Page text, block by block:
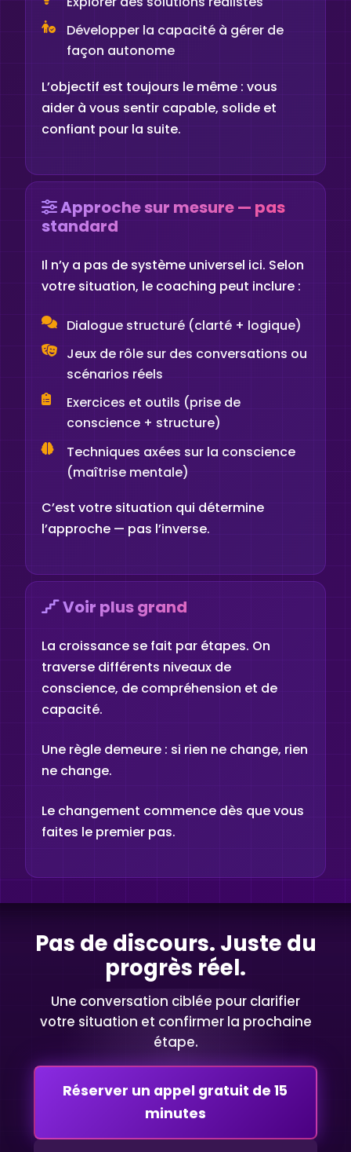
Développer la capacité à gérer de
façon autonome
L’objectif est toujours le même : vous
aider à vous sentir capable, solide et
confiant pour la suite.
Approche sur mesure — pas
standard
Il n’y a pas de système universel ici. Selon
votre situation, le coaching peut inclure :
Dialogue structuré (clarté + logique)
Jeux de rôle sur des conversations ou
scénarios réels
Exercices et outils (prise de
conscience + structure)
Techniques axées sur la conscience
(maîtrise mentale)
C’est votre situation qui détermine
l’approche — pas l’inverse.
Voir plus grand
La croissance se fait par étapes. On
traverse différents niveaux de
conscience, de compréhension et de
capacité.
Une règle demeure : si rien ne change, rien
ne change.
Le changement commence dès que vous
faites le premier pas.
Pas de discours. Juste du
progrès réel.
Une conversation ciblée pour clarifier
votre situation et confirmer la prochaine
étape.
Réserver un appel gratuit de 15
minutes